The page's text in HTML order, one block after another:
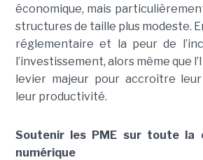
économique, mais
structures de taille plus modeste.
réglementaire et la peur de
l’investissement, alors même que
levier majeur pour accroître
leur productivité.
Soutenir les PME sur toute la
numérique